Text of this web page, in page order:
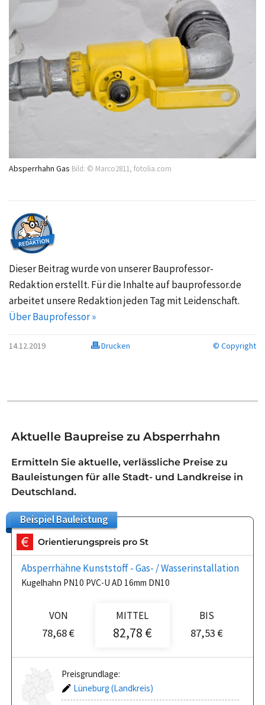
Absperrhahn Gas Bild: © Marco2811, fotolia.com
Dieser Beitrag wurde von unserer Bauprofessor-
Redaktion erstellt. Für die Inhalte auf bauprofessor.de
arbeitet unsere Redaktion jeden Tag mit Leidenschaft.
Über Bauprofessor »
14.12.2019 Drucken © Copyright
Aktuelle Baupreise zu Absperrhahn
Ermitteln Sie aktuelle, verlässliche Preise zu
Bauleistungen für alle Stadt- und Landkreise in
Deutschland.
BeispielBauleistung
Orientierungspreis pro St
Absperrhähne Kunststoff - Gas- / Wasserinstallation
Kugelhahn PN10 PVC-U AD 16mm DN10
VON
78,68 €
MITTEL
82,78 €
BIS
87,53 €
Preisgrundlage:
Lüneburg (Landkreis)